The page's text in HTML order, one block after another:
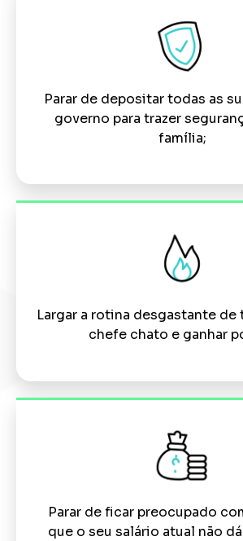
Parar de depositar todas as
governo para trazer
família;
Largar a rotina desgastante de
chefe chato e ganhar
Parar de ficar preocupado
que o seu salário atual não